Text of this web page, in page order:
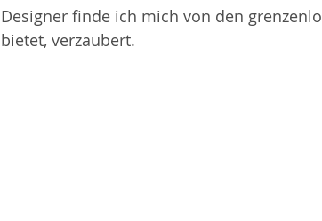
Designer finde ich mich von den
bietet, verzaubert.